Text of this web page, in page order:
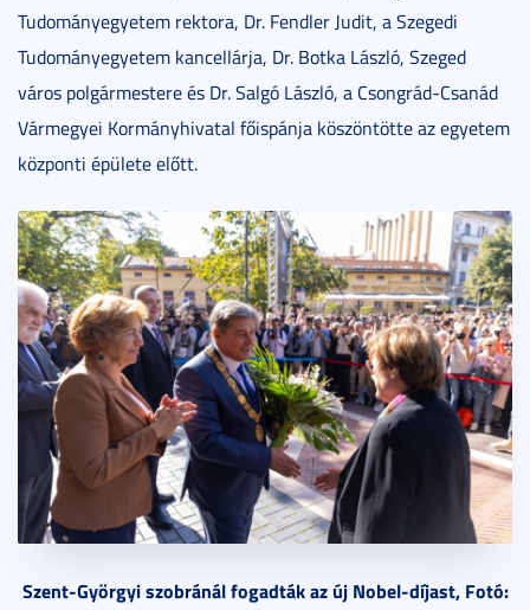
Tudományegyetem rektora, Dr. Fendler Judit, a Szegedi
Tudományegyetem kancellárja, Dr. Botka László, Szeged
város polgármestere és Dr. Salgó László, a Csongrád-Csanád
Vármegyei Kormányhivatal főispánja köszöntötte az egyetem
központi épülete előtt.
Szent-Györgyi szobránál fogadták az új Nobel-díjast, Fotó: